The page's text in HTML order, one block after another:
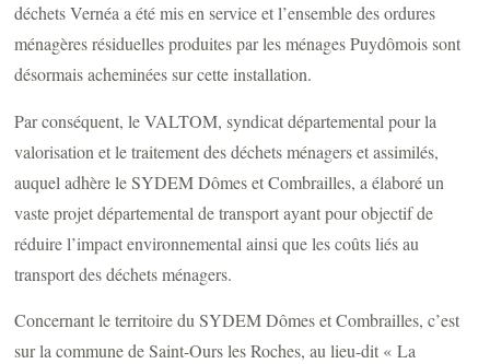
déchets Vernéa a été mis en service et l’ensemble des ordures
ménagères résiduelles produites par les ménages Puydômois sont
désormais acheminées sur cette installation.
Par conséquent, le VALTOM, syndicat départemental pour la
valorisation et le traitement des déchets ménagers et assimilés,
auquel adhère le SYDEM Dômes et Combrailles, a élaboré un
vaste projet départemental de transport ayant pour objectif de
réduire l’impact environnemental ainsi que les coûts liés au
transport des déchets ménagers.
Concernant le territoire du SYDEM Dômes et Combrailles, c’est
sur la commune de Saint-Ours les Roches, au lieu-dit « La